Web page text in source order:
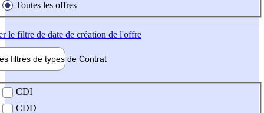
Toutes les offres
le filtre de date de création de l'offre
filtres de types de Contrat
contrat
CDI
CDD